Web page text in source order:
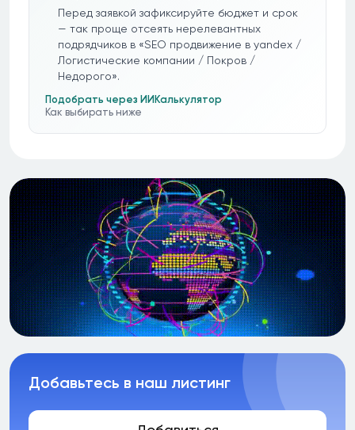
Перед заявкой зафиксируйте бюджет и срок
— так проще отсеять нерелевантных
подрядчиков в «SEO продвижение в yandex /
Логистические компании / Покров /
Недорого».
Подобрать через ИИ Калькулятор
Как выбирать ниже
Добавьтесь в наш листинг